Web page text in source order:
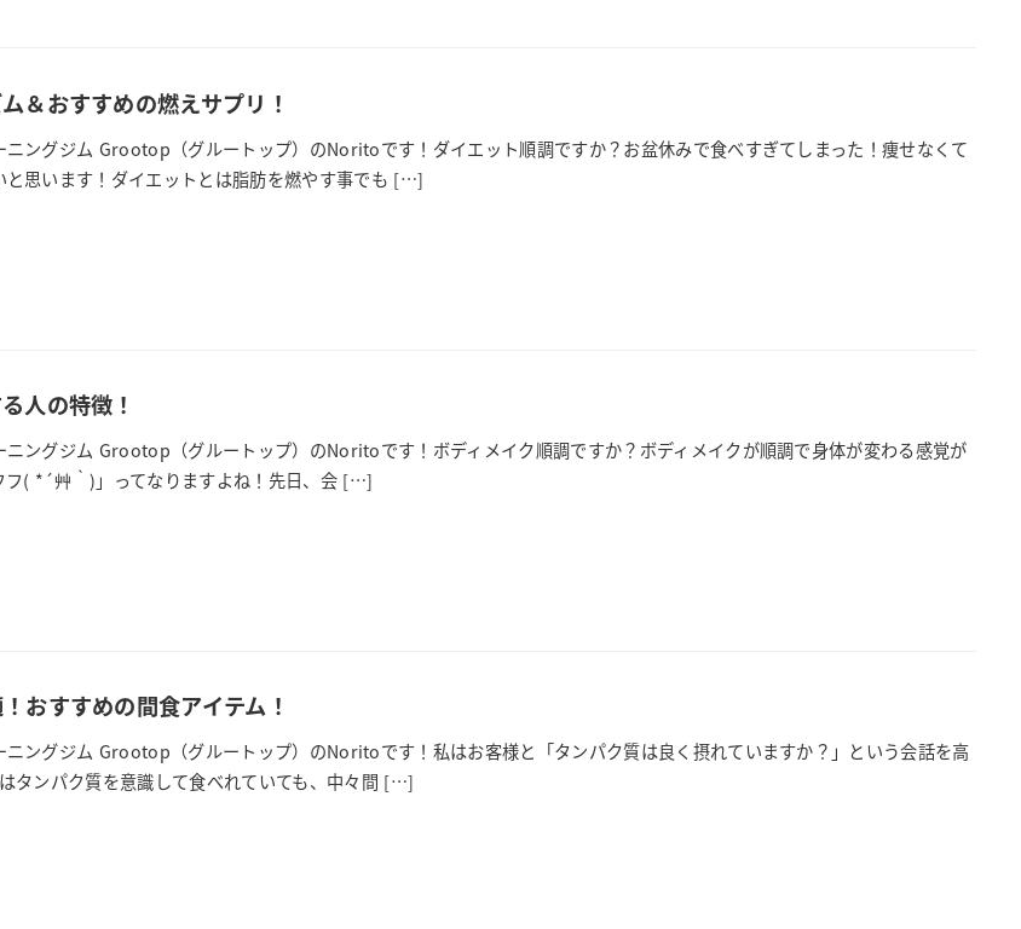
＆おすすめの燃えサプリ！
ニングジム Grootop（グルートップ）のNoritoです！ダイエット順調ですか？お盆休みで食べすぎてしまった！痩せなくて
と思います！ダイエットとは脂肪を燃やす事でも […]
人の特徴！
ニングジム Grootop（グルートップ）のNoritoです！ボディメイク順調ですか？ボディメイクが順調で身体が変わる感覚が
フ( *´艸｀)」ってなりますよね！先日、会 […]
おすすめの間食アイテム！
ニングジム Grootop（グルートップ）のNoritoです！私はお客様と「タンパク質は良く摂れていますか？」という会話を高
タンパク質を意識して食べれていても、中々間 […]